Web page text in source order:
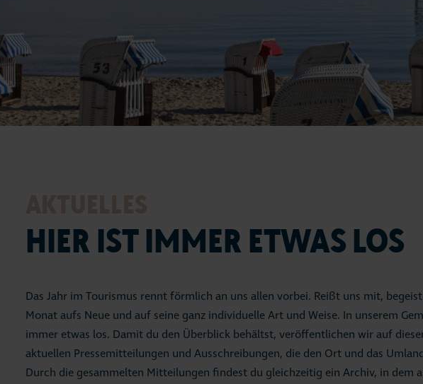
HIER IST IMMER ETWAS LOS
Das Jahr im Tourismus rennt förmlich an uns allen vorbei. Reißt uns mit,
Monat aufs Neue und auf seine ganz individuelle Art und Weise. In unserem
immer etwas los. Damit du den Überblick behältst, veröffentlichen wir auf
aktuellen Pressemitteilungen und Ausschreibungen, die den Ort und das
Durch die gesammelten Mitteilungen findest du gleichzeitig ein Archiv, in dem